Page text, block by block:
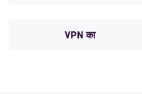
VPN का